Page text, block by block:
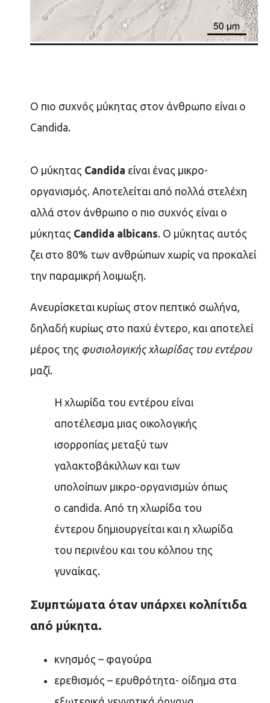
Ο πιο συχνός μύκητας στον άνθρωπο είναι ο
Candida.
Ο μύκητας Candida είναι ένας μικρο-
οργανισμός. Αποτελείται από πολλά στελέχη
αλλά στον άνθρωπο ο πιο συχνός είναι ο
μύκητας Candida albicans. Ο μύκητας αυτός
ζει στο 80% των ανθρώπων χωρίς να προκαλεί
την παραμικρή λοιμωξη.
Ανευρίσκεται κυρίως στον πεπτικό σωλήνα,
δηλαδή κυρίως στο παχύ έντερο, και αποτελεί
μέρος της φυσιολογικής χλωρίδας του εντέρου
μαζί.
Η χλωρίδα του εντέρου είναι
αποτέλεσμα μιας οικολογικής
ισορροπίας μεταξύ των
γαλακτοβάκιλλων και των
υπολοίπων μικρο-οργανισμών όπως
ο candida. Από τη χλωρίδα του
έντερου δημιουργείται και η χλωρίδα
του περινέου και του κόλπου της
γυναίκας.
Συμπτώματα όταν υπάρχει κολπίτιδα
από μύκητα.
κνησμός – φαγούρα
ερεθισμός – ερυθρότητα- οίδημα στα